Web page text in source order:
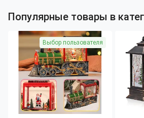
Популярные товары в
Выбор пользователя